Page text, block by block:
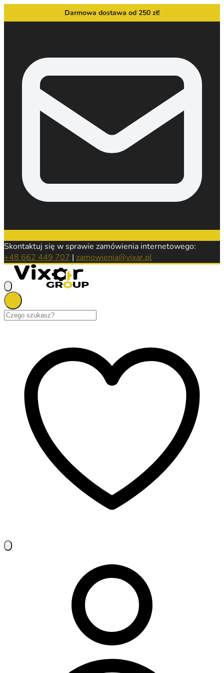
Darmowa dostawa od 250 zł!
Skontaktuj się w sprawie zamówienia internetowego:
+48 662 449 707 | zamowienia@vixar.pl